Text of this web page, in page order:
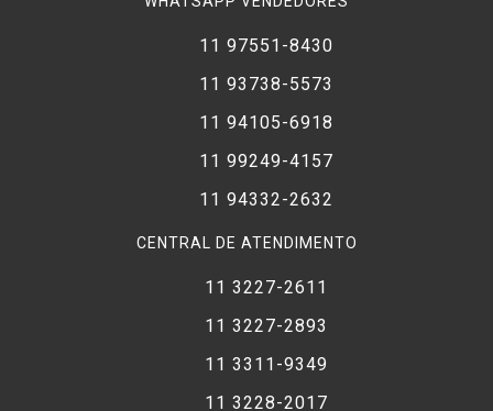
11 97551-8430
11 93738-5573
11 94105-6918
11 99249-4157
11 94332-2632
CENTRAL DE ATENDIMENTO
11 3227-2611
11 3227-2893
11 3311-9349
11 3228-2017